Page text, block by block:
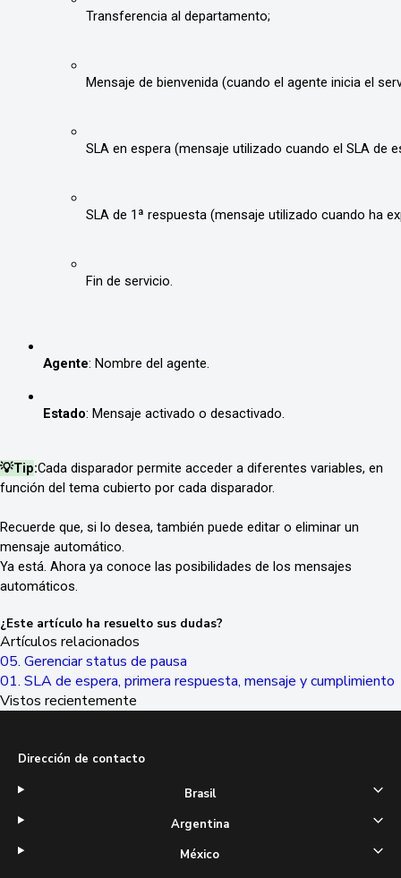
Transferencia al departamento;
Mensaje de bienvenida (cuando el agente inicia el
SLA en espera (mensaje utilizado cuando el SLA de
SLA de 1ª respuesta (mensaje utilizado cuando ha
Fin de servicio.
Agente: Nombre del agente.
Estado: Mensaje activado o desactivado.
💡Tip:Cada disparador permite acceder a diferentes variables, en
función del tema cubierto por cada disparador.
Recuerde que, si lo desea, también puede editar o eliminar un
mensaje automático.
Ya está. Ahora ya conoce las posibilidades de los mensajes
automáticos.
¿Este artículo ha resuelto sus dudas?
Artículos relacionados
05. Gerenciar status de pausa
01. SLA de espera, primera respuesta, mensaje y cumplimiento
Vistos recientemente
Dirección de contacto
Brasil
Argentina
México